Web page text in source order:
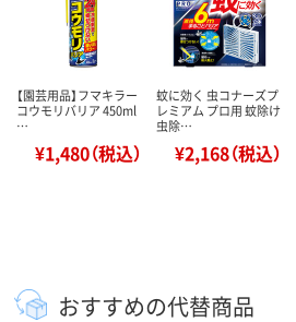
【園芸用品】フマキラー
コウモリバリア 450ml
…
¥1,480（税込）
蚊に効く 虫コナーズプ
レミアム プロ用 蚊除け
虫除…
¥2,168（税込）
おすすめの代替商品